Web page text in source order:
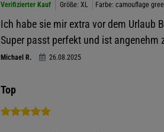
Verifizierter Kauf Größe: XL Farbe: camouflage
Ich habe sie mir extra vor dem Urlaub
Super passt perfekt und ist angenehm
Michael R. 26.08.2025
Top